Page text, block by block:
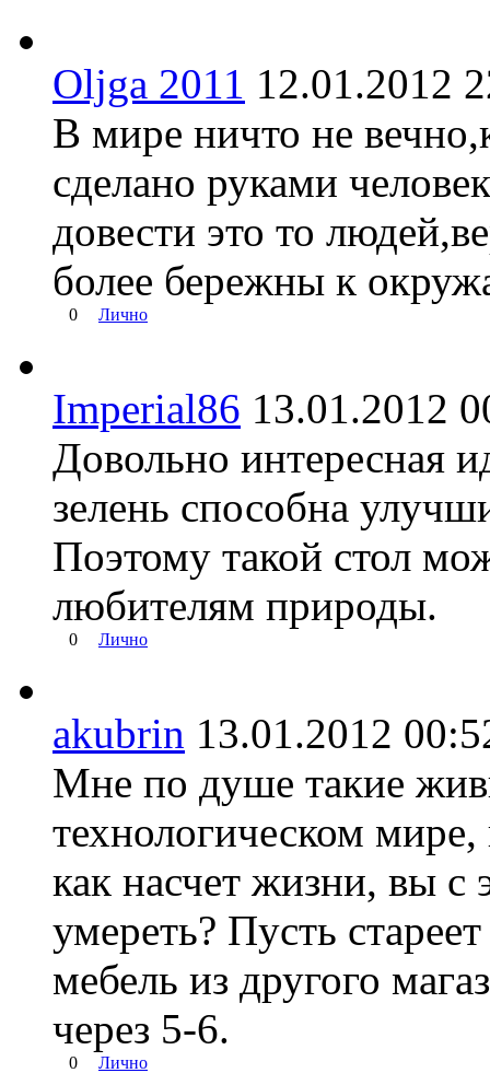
Oljga 2011
В мире ничто не
сделано руками
довести это то
более бережны к
0 Лично
Imperial86 13.01.2012
Довольно интересная
зелень способна
Поэтому такой стол
любителям природы.
0 Лично
akubrin 13.01.2012
Мне по душе такие
технологическом
как насчет жизни, вы с
умереть? Пусть
мебель из другого
через 5-6.
0 Лично